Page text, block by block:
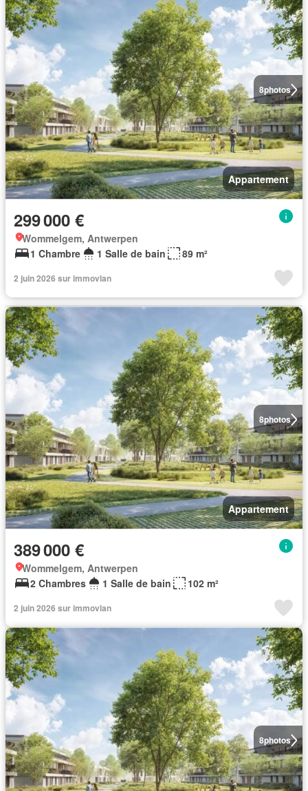
8photos
Appartement
299 000 €
Wommelgem, Antwerpen
1 Chambre
1 Salle de bain 89 m²
2 juin 2026 sur immovlan
8photos
Appartement
389 000 €
Wommelgem, Antwerpen
2 Chambres
1 Salle de bain 102 m²
2 juin 2026 sur immovlan
8photos